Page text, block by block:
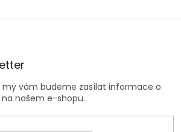
my vám budeme zasílat informace o
našem e-shopu.